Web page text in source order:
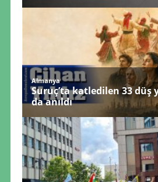
Almanya
Suruç’ta katledilen 33 düş
da anıldı